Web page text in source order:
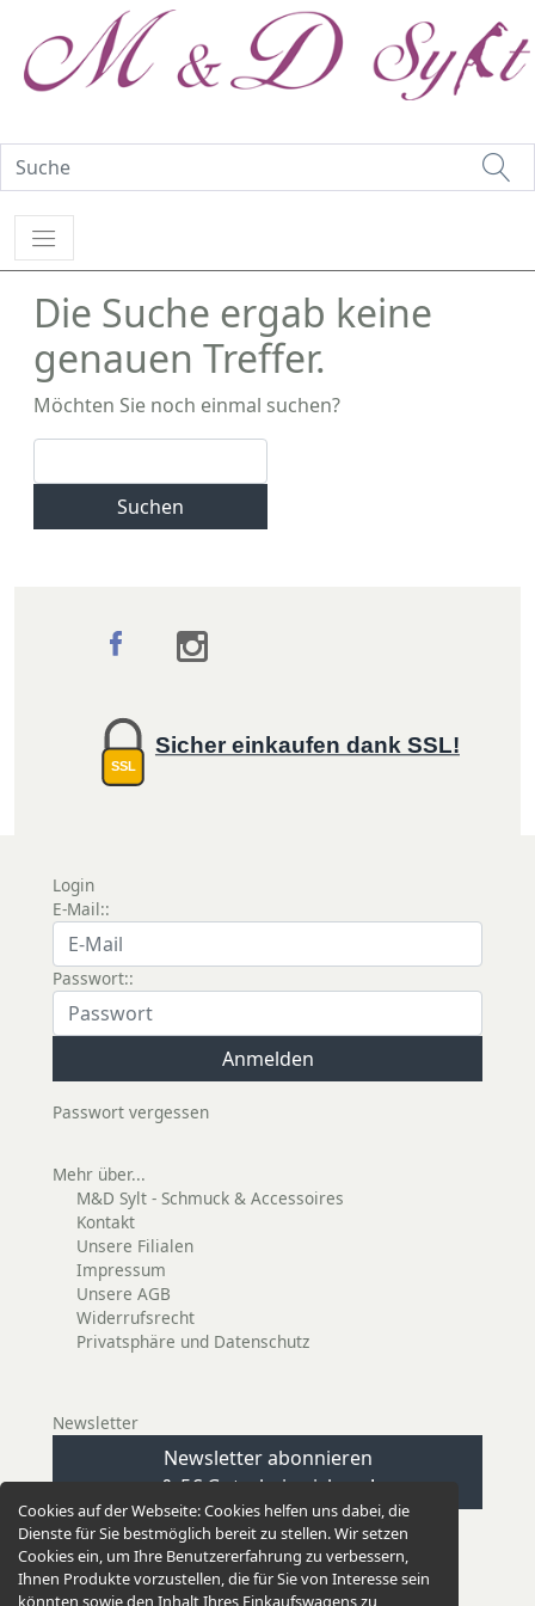
Cookies auf der Webseite:Cookies helfen uns dabei, die
Dienste für Sie bestmöglich bereit zu stellen. Wir setzen
Cookies ein, um Ihre Benutzererfahrung zu verbessern,
Ihnen Produkte vorzustellen, die für Sie von Interesse sein
Die Suche ergab keine
genauen Treffer.
Möchten Sie noch einmal suchen?
Suchen
SSL
Sicher einkaufen dank SSL!
Login
E-Mail::
Passwort::
Passwort vergessen
Mehr über...
M&D Sylt - Schmuck & Accessoires
Kontakt
Unsere Filialen
Impressum
Unsere AGB
Widerrufsrecht
Privatsphäre und Datenschutz
Newsletter
Newsletter abonnieren
& 5€ Gutschein sichern!